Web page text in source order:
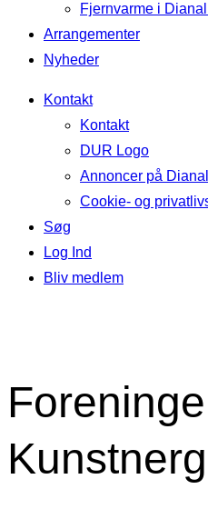
Fjernvarme i
Arrangementer
Nyheder
Kontakt
Kontakt
DUR Logo
Annoncer på
Cookie- og
Søg
Log Ind
Bliv medlem